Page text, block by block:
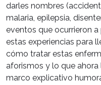
darles nombres
malaria, epilepsia,
eventos que ocurrieron
estas experiencias para
cómo tratar estas
aforismos y lo que ahora
marco explicativo